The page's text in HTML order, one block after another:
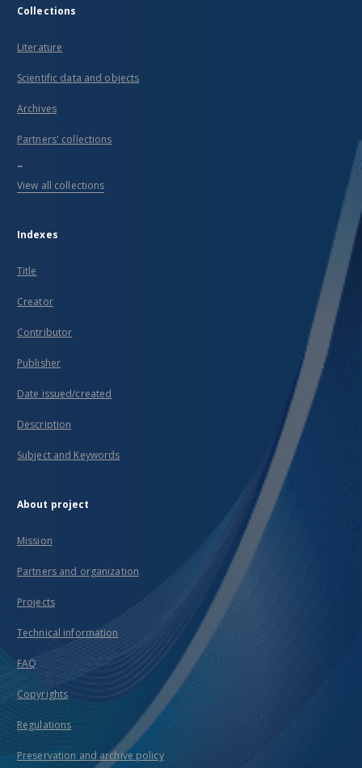
Collections
Literature
Scientific data and objects
Archives
Partners' collections
...
View all collections
Indexes
Title
Creator
Contributor
Publisher
Date issued/created
Description
Subject and Keywords
About project
Mission
Partners and organization
Projects
Technical information
FAQ
Copyrights
Regulations
Preservation and archive policy